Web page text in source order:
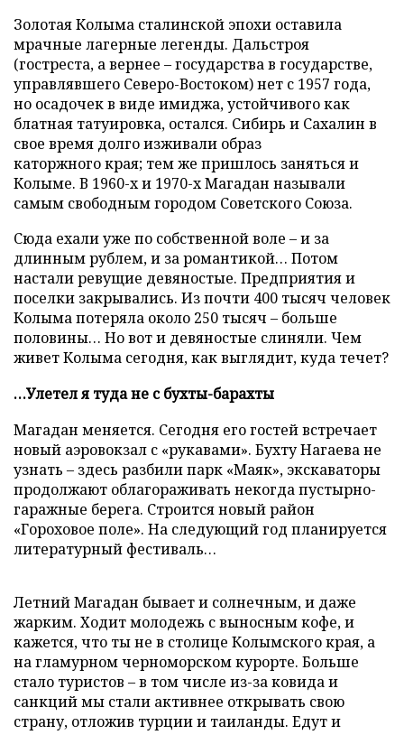
Золотая Колыма сталинской эпохи оставила
мрачные лагерные легенды. Дальстроя
(гостреста, а вернее – государства в государстве,
управлявшего Северо-Востоком) нет с 1957 года,
но осадочек в виде имиджа, устойчивого как
блатная татуировка, остался. Сибирь и Сахалин в
свое время долго изживали образ
каторжного края; тем же пришлось заняться и
Колыме. В 1960-х и 1970-х Магадан называли
самым свободным городом Советского Союза.
Сюда ехали уже по собственной воле – и за
длинным рублем, и за романтикой… Потом
настали ревущие девяностые. Предприятия и
поселки закрывались. Из почти 400 тысяч человек
Колыма потеряла около 250 тысяч – больше
половины… Но вот и девяностые слиняли. Чем
живет Колыма сегодня, как выглядит, куда течет?
…Улетел я туда не с бухты-барахты
Магадан меняется. Сегодня его гостей встречает
новый аэровокзал с «рукавами». Бухту Нагаева не
узнать – здесь разбили парк «Маяк», экскаваторы
продолжают облагораживать некогда пустырно-
гаражные берега. Строится новый район
«Гороховое поле». На следующий год планируется
литературный фестиваль…
Летний Магадан бывает и солнечным, и даже
жарким. Ходит молодежь с выносным кофе, и
кажется, что ты не в столице Колымского края, а
на гламурном черноморском курорте. Больше
стало туристов – в том числе из-за ковида и
санкций мы стали активнее открывать свою
страну, отложив турции и таиланды. Едут и